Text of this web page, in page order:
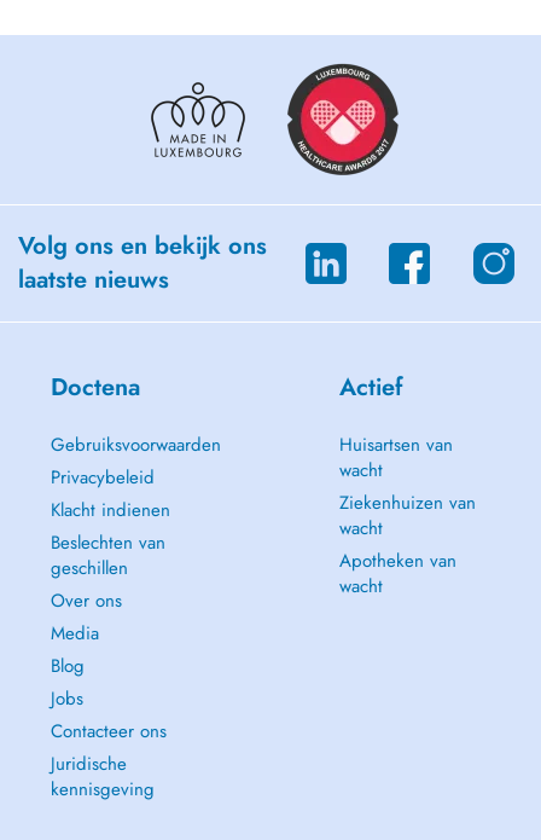
Volg ons en bekijk ons
laatste nieuws
Doctena
Gebruiksvoorwaarden
Privacybeleid
Klacht indienen
Beslechten van
geschillen
Over ons
Media
Blog
Jobs
Contacteer ons
Juridische
kennisgeving
Actief
Huisartsen van
wacht
Ziekenhuizen van
wacht
Apotheken van
wacht